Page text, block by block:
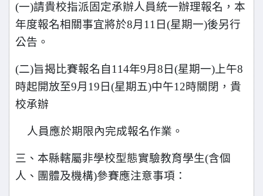
(一)請貴校指派固定承辦人員統一辦理報名，本
年度報名相關事宜將於8月11日(星期一)後另行
公告。
(二)旨揭比賽報名自114年9月8日(星期一)上午8
時起開放至9月19日(星期五)中午12時關閉，貴
校承辦
人員應於期限內完成報名作業。
三、本縣轄屬非學校型態實驗教育學生(含個
人、團體及機構)參賽應注意事項：